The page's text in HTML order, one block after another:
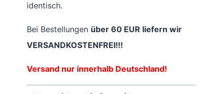
identisch.
Bei Bestellungen über 60 EUR liefern wir
VERSANDKOSTENFREI!!!
Versand nur innerhalb Deutschland!